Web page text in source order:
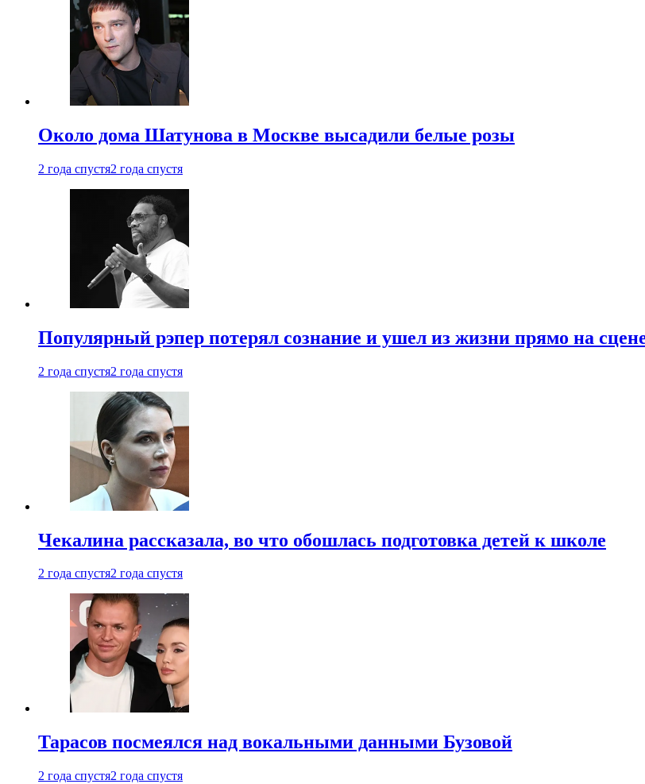
Около дома Шатунова в Москве высадили белые розы
2 года спустя2 года спустя
Популярный рэпер потерял сознание и ушел из жизни прямо на
2 года спустя2 года спустя
Чекалина рассказала, во что обошлась подготовка детей к школе
2 года спустя2 года спустя
Тарасов посмеялся над вокальными данными Бузовой
2 года спустя2 года спустя